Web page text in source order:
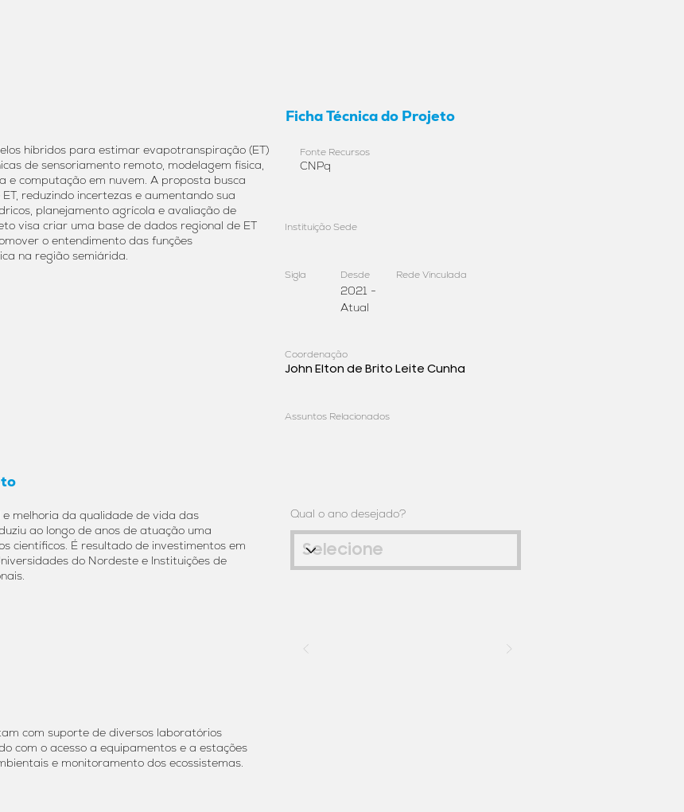
híbridos para estimar evapotranspiração (ET)
de sensoriamento remoto, modelagem física,
e computação em nuvem. A proposta busca
reduzindo incertezas e aumentando sua
planejamento agrícola e avaliação de
visa criar uma base de dados regional de ET
o entendimento das funções
na região semiárida.
Fonte Recursos
CNPq
Ficha Técnica do Projeto
Instituição Sede
Sigla Desde
2021 -
Atual
Rede Vinculada
Coordenação
John Elton de Brito Leite Cunha
Assuntos Relacionados
melhoria da qualidade de vida das
ao longo de anos de atuação uma
científicos. É resultado de investimentos em
do Nordeste e Instituições de
Qual o ano desejado?
com suporte de diversos laboratórios
com o acesso a equipamentos e a estações
e monitoramento dos ecossistemas.